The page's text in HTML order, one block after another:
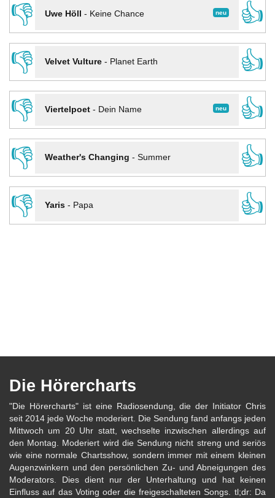
👎
neu
Uwe Höll - Keine Chance
👍
👎
Velvet Vulture- Planet Earth
👍
👎
neu
Viertelpoet- Dein Name
👍
👎
Weather's Changing - Summer
👍
👎
Yaris- Papa 👍
Die Hörercharts
"Die Hörercharts" ist eine Radiosendung, die der Initiator Chris
seit 2014 jede Woche moderiert. Die Sendung fand anfangs jeden
Mittwoch um 20 Uhr statt, wechselte inzwischen allerdings auf
den Montag. Moderiert wird die Sendung nicht streng und seriös
wie eine normale Chartsshow, sondern immer mit einem kleinen
Augenzwinkern und den persönlichen Zu- und Abneigungen des
Moderators. Dies dient nur der Unterhaltung und hat keinen
Einfluss auf das Voting oder die freigeschalteten Songs. tl;dr: Da